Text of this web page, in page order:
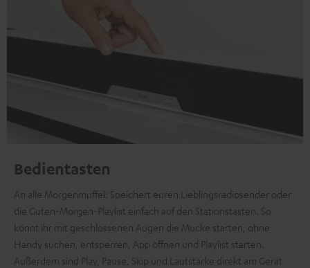
Bedientasten
An alle Morgenmuffel: Speichert euren Lieblingsradiosender oder
die Guten-Morgen-Playlist einfach auf den Stationstasten. So
könnt ihr mit geschlossenen Augen die Mucke starten, ohne
Handy suchen, entsperren, App öffnen und Playlist starten.
Außerdem sind Play, Pause, Skip und Lautstärke direkt am Gerät